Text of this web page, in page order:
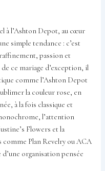
à l’Ashton Depot, au cœur
simple tendance : c’est
passion et
ce mariage d’exception, il
comme l’Ashton Depot
la couleur rose, en
à la fois classique et
l’attention
Flowers et la
Plan Revelry ou ACA
organisation pensée